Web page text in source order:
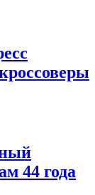
44 года